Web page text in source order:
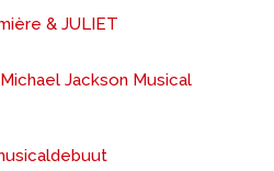
& JULIET
Jackson Musical